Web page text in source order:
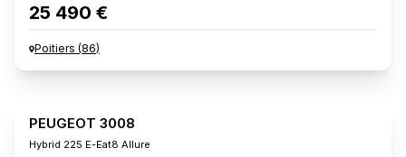
25 490 €
Poitiers (86)
PEUGEOT 3008
Hybrid 225 E-Eat8 Allure